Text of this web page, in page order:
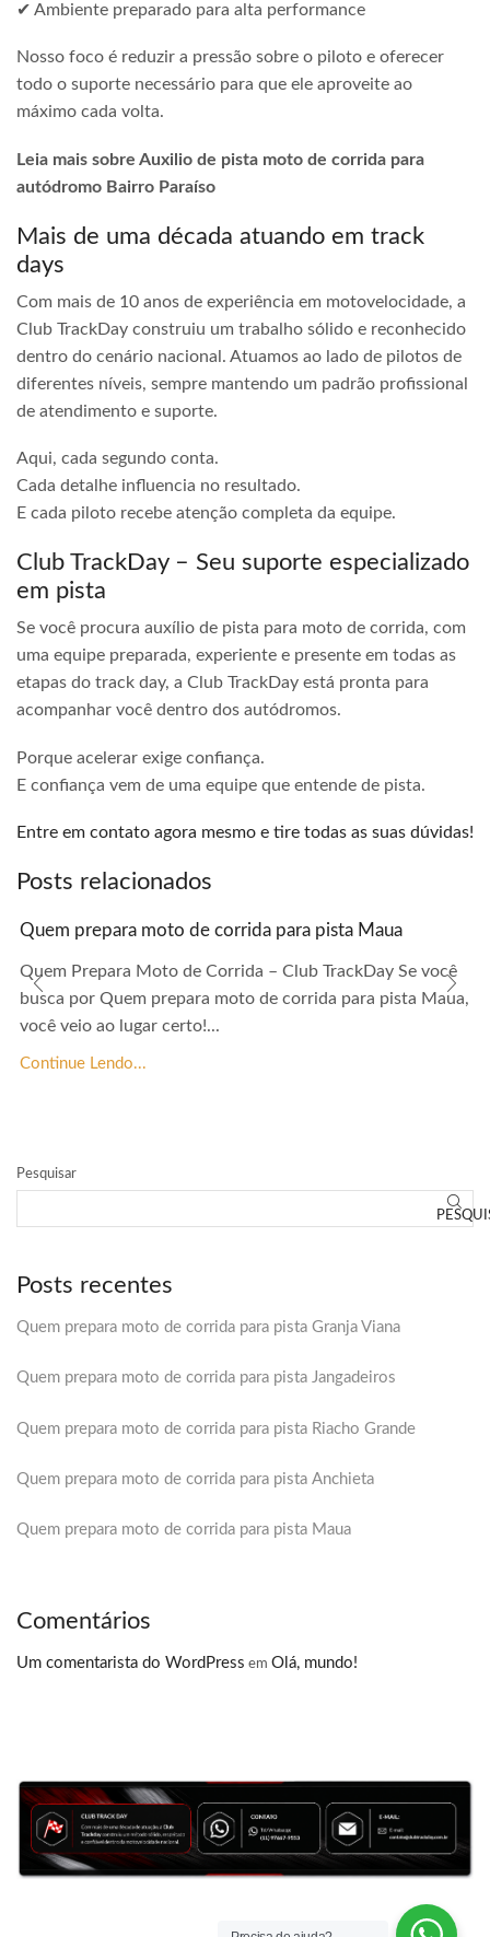
✔ Ambiente preparado para alta performance
Nosso foco é reduzir a pressão sobre o piloto e oferecer
todo o suporte necessário para que ele aproveite ao
máximo cada volta.
Leia mais sobre Auxilio de pista moto de corrida para
autódromo Bairro Paraíso
Mais de uma década atuando em track
days
Com mais de 10 anos de experiência em motovelocidade, a
Club TrackDay construiu um trabalho sólido e reconhecido
dentro do cenário nacional. Atuamos ao lado de pilotos de
diferentes níveis, sempre mantendo um padrão profissional
de atendimento e suporte.
Aqui, cada segundo conta.
Cada detalhe influencia no resultado.
E cada piloto recebe atenção completa da equipe.
Club TrackDay – Seu suporte especializado
em pista
Se você procura auxílio de pista para moto de corrida, com
uma equipe preparada, experiente e presente em todas as
etapas do track day, a Club TrackDay está pronta para
acompanhar você dentro dos autódromos.
Porque acelerar exige confiança.
E confiança vem de uma equipe que entende de pista.
Entre em contato agora mesmo e tire todas as suas dúvidas!
Posts relacionados
Quem prepara moto de corrida para pista Maua
Quem Prepara Moto de Corrida – Club TrackDay Se você
busca por Quem prepara moto de corrida para pista Maua,
você veio ao lugar certo!...
Continue Lendo...
Pesquisar
Posts recentes
Quem prepara moto de corrida para pista Granja Viana
Quem prepara moto de corrida para pista Jangadeiros
Quem prepara moto de corrida para pista Riacho Grande
Quem prepara moto de corrida para pista Anchieta
Quem prepara moto de corrida para pista Maua
Comentários
Um comentarista do WordPress em Olá, mundo!